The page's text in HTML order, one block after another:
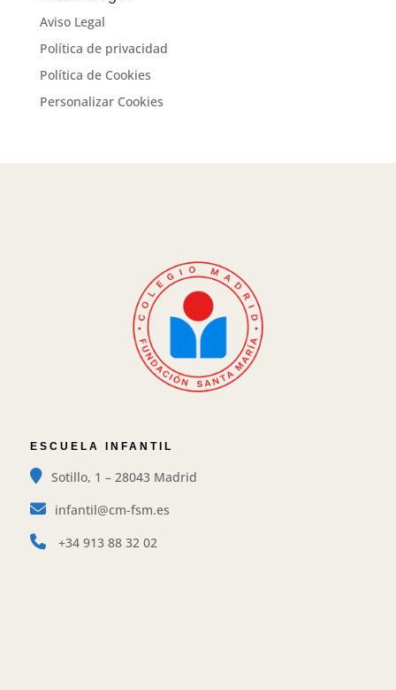
Aviso Legal
Política de privacidad
Política de Cookies
Personalizar Cookies
ESCUELA INFANTIL
Sotillo, 1 – 28043 Madrid
infantil@cm-fsm.es
+34 913 88 32 02